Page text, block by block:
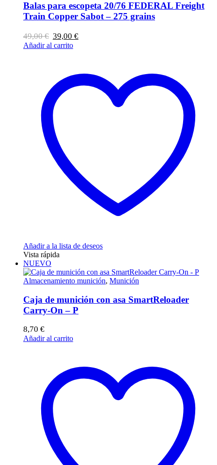
Balas para escopeta 20/76 FEDERAL Freight
Train Copper Sabot – 275 grains
49,00€ El
precio
39,00 €El
Añadir al carrito
Añadir a la lista de deseos
Vista rápida
NUEVO
Almacenamiento munición, Munición
Caja de munición con asa SmartReloader
Carry-On – P
8,70 €
Añadir al carrito